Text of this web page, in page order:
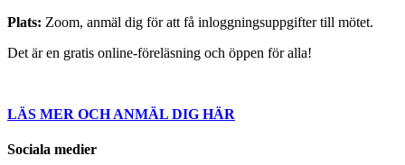
Plats: Zoom, anmäl dig för att få inloggningsuppgifter till mötet.
Det är en gratis online-föreläsning och öppen för alla!
LÄS MER OCH ANMÄL DIG HÄR
Sociala medier